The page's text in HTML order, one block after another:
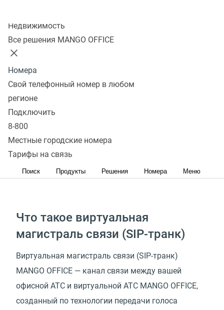
Недвижимость
Все решения MANGO OFFICE
Номера
Свой телефонный номер в любом
регионе
Подключить
8-800
Местные городские номера
Тарифы на связь
Поиск Продукты Решения Номера Меню
Подключить
Обеспечьте новых сотрудников и новые филиалы
телефонией — без закупки оборудования, софта
и организации каналов связи
Добавьте к возможностям вашей АТС сервисы
MANGO OFFICE
Подключите к вашей АТС дополнительные
100‑канальные номера и услуги связи
Что такое виртуальная
магистраль связи (SIP-транк)
Виртуальная магистраль связи (SIP-транк)
MANGO OFFICE — канал связи между вашей
офисной АТС и виртуальной АТС MANGO OFFICE,
созданный по технологии передачи голоса